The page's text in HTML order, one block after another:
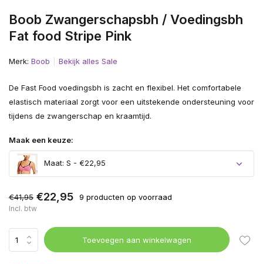
Boob Zwangerschapsbh / Voedingsbh
Fat food Stripe Pink
Merk: Boob Bekijk alles Sale
De Fast Food voedingsbh is zacht en flexibel. Het comfortabele
elastisch materiaal zorgt voor een uitstekende ondersteuning voor
tijdens de zwangerschap en kraamtijd.
Maak een keuze:
Maat: S - €22,95
€41,95 €22,95 9 producten op voorraad
Incl. btw
Toevoegen aan winkelwagen